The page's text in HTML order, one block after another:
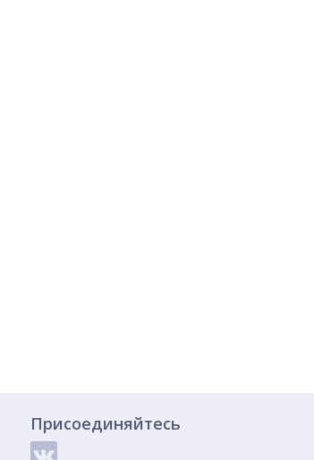
Присоединяйтесь